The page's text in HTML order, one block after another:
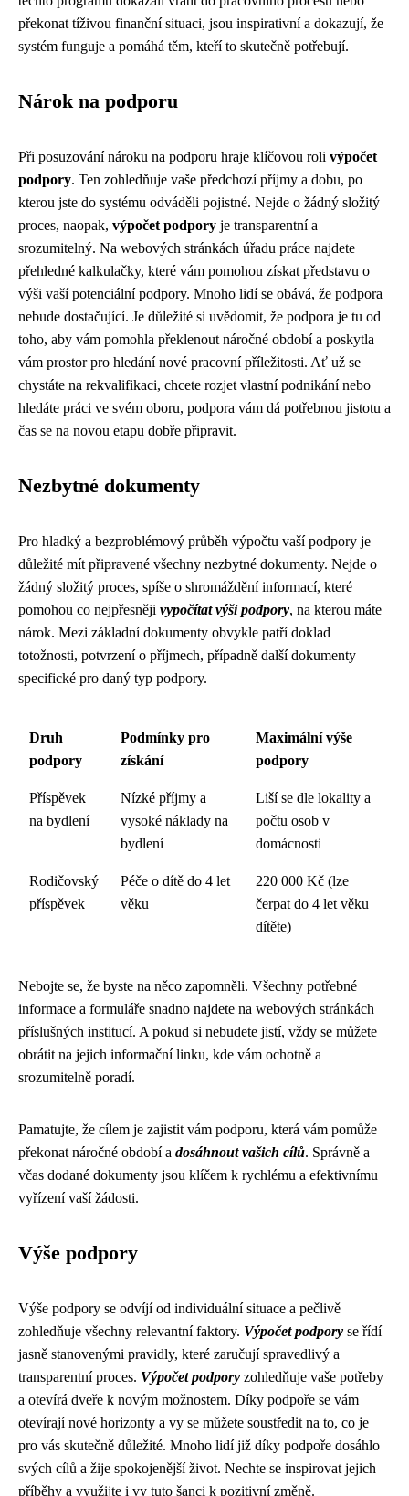
překonat tíživou finanční situaci, jsou inspirativní a dokazují, že
systém funguje a pomáhá těm, kteří to skutečně potřebují.
Nárok na podporu
Při posuzování nároku na podporu hraje klíčovou roli výpočet
podpory. Ten zohledňuje vaše předchozí příjmy a dobu, po
kterou jste do systému odváděli pojistné. Nejde o žádný složitý
proces, naopak, výpočet podpory je transparentní a
srozumitelný. Na webových stránkách úřadu práce najdete
přehledné kalkulačky, které vám pomohou získat představu o
výši vaší potenciální podpory. Mnoho lidí se obává, že podpora
nebude dostačující. Je důležité si uvědomit, že podpora je tu od
toho, aby vám pomohla překlenout náročné období a poskytla
vám prostor pro hledání nové pracovní příležitosti. Ať už se
chystáte na rekvalifikaci, chcete rozjet vlastní podnikání nebo
hledáte práci ve svém oboru, podpora vám dá potřebnou jistotu a
čas se na novou etapu dobře připravit.
Nezbytné dokumenty
Pro hladký a bezproblémový průběh výpočtu vaší podpory je
důležité mít připravené všechny nezbytné dokumenty. Nejde o
žádný složitý proces, spíše o shromáždění informací, které
pomohou co nejpřesněji vypočítat výši podpory, na kterou máte
nárok. Mezi základní dokumenty obvykle patří doklad
totožnosti, potvrzení o příjmech, případně další dokumenty
specifické pro daný typ podpory.
Druh
podpory
Podmínky pro
získání
Maximální výše
podpory
Příspěvek
na bydlení
Nízké příjmy a
vysoké náklady na
bydlení
Liší se dle lokality a
počtu osob v
domácnosti
Rodičovský
příspěvek
Péče o dítě do 4 let
věku
220 000 Kč (lze
čerpat do 4 let věku
dítěte)
Nebojte se, že byste na něco zapomněli. Všechny potřebné
informace a formuláře snadno najdete na webových stránkách
příslušných institucí. A pokud si nebudete jistí, vždy se můžete
obrátit na jejich informační linku, kde vám ochotně a
srozumitelně poradí.
Pamatujte, že cílem je zajistit vám podporu, která vám pomůže
překonat náročné období a dosáhnout vašich cílů. Správně a
včas dodané dokumenty jsou klíčem k rychlému a efektivnímu
vyřízení vaší žádosti.
Výše podpory
Výše podpory se odvíjí od individuální situace a pečlivě
zohledňuje všechny relevantní faktory. Výpočet podpory se řídí
jasně stanovenými pravidly, které zaručují spravedlivý a
transparentní proces. Výpočet podpory zohledňuje vaše potřeby
a otevírá dveře k novým možnostem. Díky podpoře se vám
otevírají nové horizonty a vy se můžete soustředit na to, co je
pro vás skutečně důležité. Mnoho lidí již díky podpoře dosáhlo
svých cílů a žije spokojenější život. Nechte se inspirovat jejich
příběhy a využijte i vy tuto šanci k pozitivní změně.